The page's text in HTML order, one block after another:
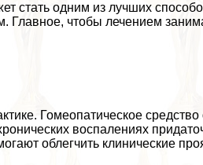
стать одним из лучших
чтобы лечением
Гомеопатическое
воспалениях
облегчить клинические